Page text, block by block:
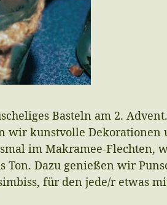
Basteln am 2.
wir kunstvolle Dekorationen
im Makramee-Flechten,
Dazu genießen wir
für den jede/r etwas